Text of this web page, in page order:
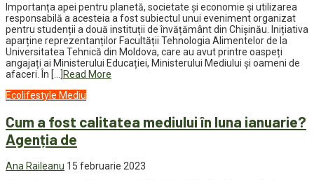
Importanța apei pentru planetă, societate și economie și utilizarea
responsabilă a acesteia a fost subiectul unui eveniment organizat
pentru studenții a două instituții de învățământ din Chișinău. Inițiativa
aparține reprezentanților Facultății Tehnologia Alimentelor de la
Universitatea Tehnică din Moldova, care au avut printre oaspeți
angajați ai Ministerului Educației, Ministerului Mediului și oameni de
afaceri. În […]
Read More
Ecolifestyle Mediu
Cum a fost calitatea mediului în luna ianuarie?
Agenția de
Ana Raileanu 15 februarie 2023